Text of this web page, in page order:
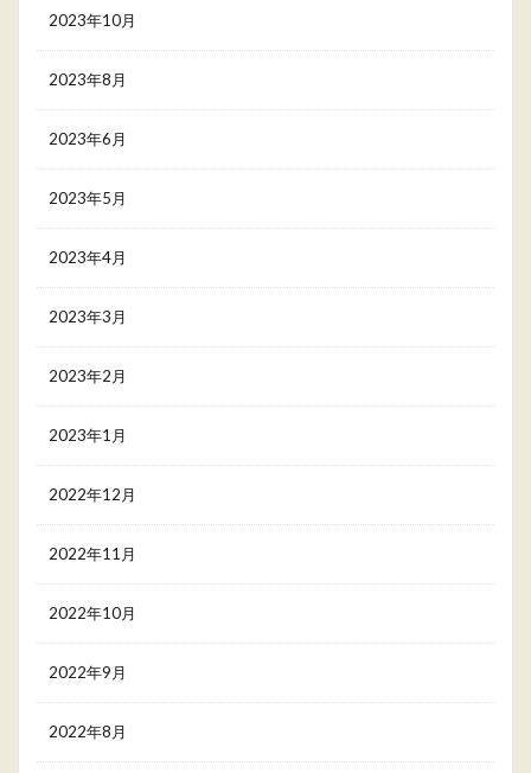
2023年10月
2023年8月
2023年6月
2023年5月
2023年4月
2023年3月
2023年2月
2023年1月
2022年12月
2022年11月
2022年10月
2022年9月
2022年8月